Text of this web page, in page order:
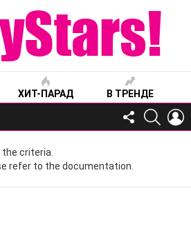
ХИТ-ПАРАД В ТРЕНДЕ
FOLLOW
US
criteria.
refer to the documentation.